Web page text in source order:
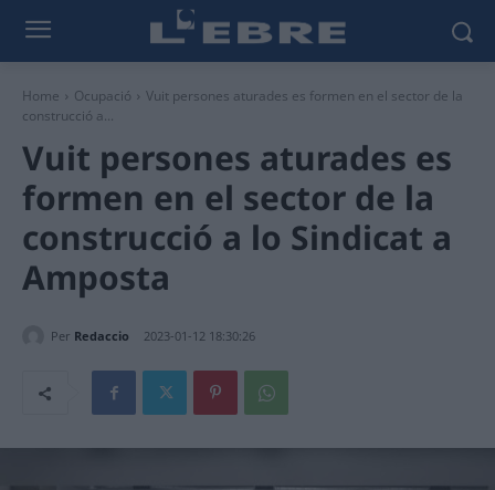
Home Ocupació
Vuit persones aturades es formen en el sector de la
construcció a...
Vuit persones aturades es
formen en el sector de la
construcció a lo Sindicat a
Amposta
Per Redaccio 2023-01-12 18:30:26